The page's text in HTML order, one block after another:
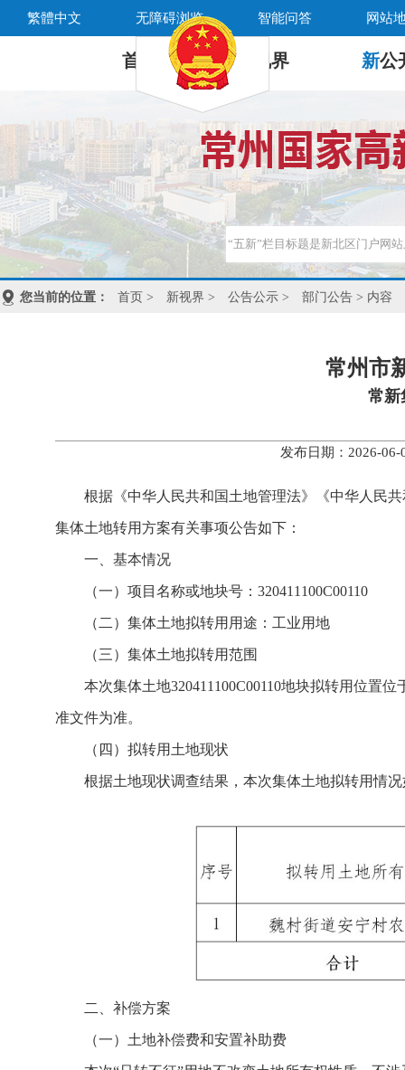
繁體中文 无障碍浏览 智能问答 网站
首 页 新 视界 新公
您当前的位置： 首页 > 新视界 > 公告公示 > 部门公告 > 内容
常州市
常新
发布日期：2026-
根据《中华人民共和国土地管理法》《中华人民
集体土地转用方案有关事项公告如下：
一、基本情况
（一）项目名称或地块号：320411100C00110
（二）集体土地拟转用用途：工业用地
（三）集体土地拟转用范围
本次集体土地320411100C00110地块拟转用位置
准文件为准。
（四）拟转用土地现状
根据土地现状调查结果，本次集体土地拟转用情
二、补偿方案
（一）土地补偿费和安置补助费